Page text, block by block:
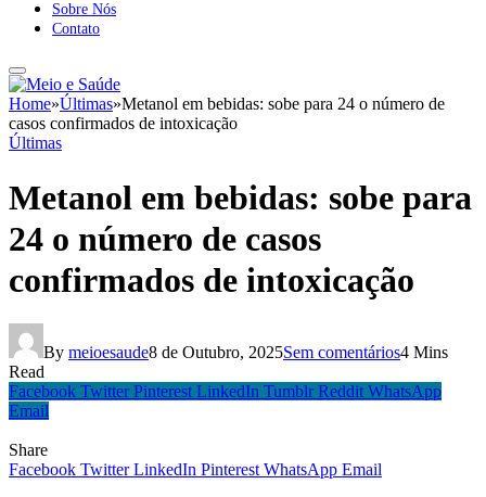
Sobre Nós
Contato
Home»Últimas»Metanol em bebidas: sobe para 24 o número de
casos confirmados de intoxicação
Últimas
Metanol em bebidas: sobe para
24 o número de casos
confirmados de intoxicação
By meioesaude8 de Outubro, 2025Sem comentários4 Mins
Read
Facebook Twitter Pinterest LinkedIn Tumblr Reddit WhatsApp
Email
Share
Facebook Twitter LinkedIn Pinterest WhatsApp Email